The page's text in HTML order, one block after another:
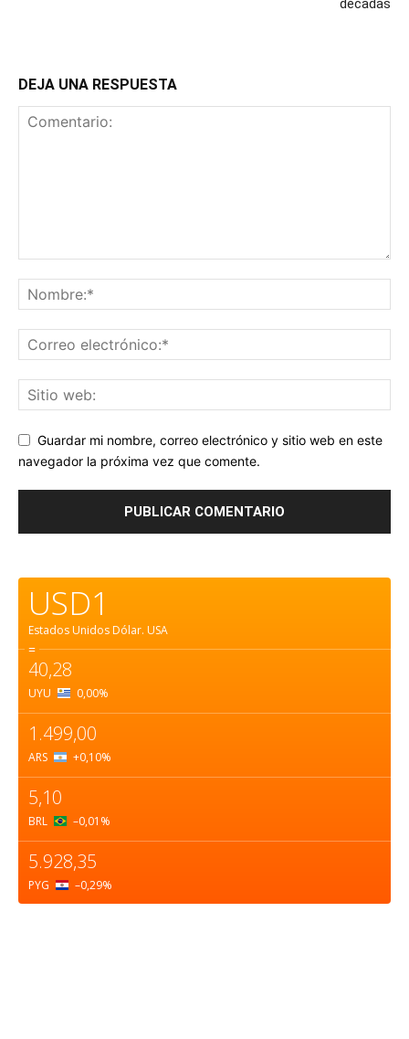
décadas
DEJA UNA RESPUESTA
Guardar mi nombre, correo electrónico y sitio web en este
navegador la próxima vez que comente.
USD1
Estados Unidos Dólar. USA
=
40,28
UYU 0,00%
1.499,00
ARS +0,10%
5,10
BRL –0,01 %
5.928,35
PYG –0,29%